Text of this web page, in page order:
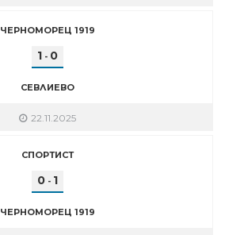
ЧЕРНОМОРЕЦ 1919
1 - 0
СЕВЛИЕВО
22.11.2025
СПОРТИСТ
0 - 1
ЧЕРНОМОРЕЦ 1919